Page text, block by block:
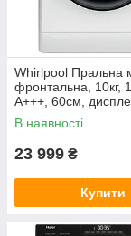
Whirlpool Пральна
фронтальна, 10кг,
A+++, 60см,
інвертор, люк
В наявності
23 999 ₴
Купити